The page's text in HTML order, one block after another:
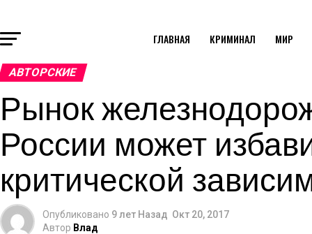
ГЛАВНАЯ КРИМИНАЛ МИР
АВТОРСКИЕ
Рынок
России может
критической
Опубликовано 9 лет Назад Окт 20, 2017
Автор Влад